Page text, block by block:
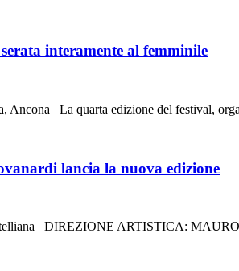
interamente al femminile
Ancona La quarta edizione del festival,
lancia la nuova edizione
DIREZIONE ARTISTICA: